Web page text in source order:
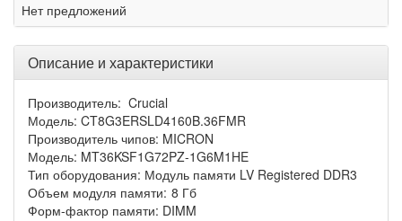
Нет предложений
Описание и характеристики
Производитель: Crucial
Модель: CT8G3ERSLD4160B.36FMR
Производитель чипов: MICRON
Модель: MT36KSF1G72PZ-1G6M1HE
Тип оборудования: Модуль памяти LV Registered DDR3
Объем модуля памяти: 8 Гб
Форм-фактор памяти: DIMM